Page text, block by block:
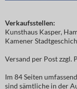
Verkaufsstellen:
Kunsthaus Kasper,
Kamener
Versand per Post zzgl.
Im 84 Seiten
sind sämtliche in der